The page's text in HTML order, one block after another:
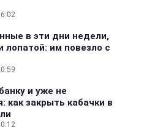
в эти дни недели,
лопатой: им повезло с
и уже не
как закрыть кабачки в